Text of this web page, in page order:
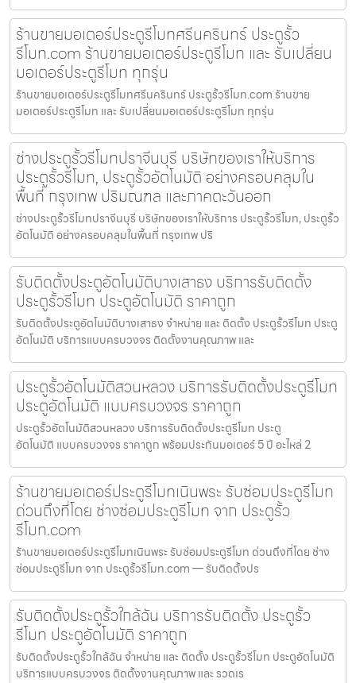
ร้านขายมอเตอร์ประตูรีโมทศรีนครินทร์ ประตูรั้ว
รีโมท.com ร้านขายมอเตอร์ประตูรีโมท และ รับเปลี่ยน
มอเตอร์ประตูรีโมท ทุกรุ่น
ร้านขายมอเตอร์ประตูรีโมทศรีนครินทร์ ประตูรั้วรีโมท.com ร้านขาย
มอเตอร์ประตูรีโมท และ รับเปลี่ยนมอเตอร์ประตูรีโมท ทุกรุ่น
ช่างประตูรั้วรีโมทปราจีนบุรี บริษัทของเราให้บริการ
ประตูรั้วรีโมท, ประตูรั้วอัตโนมัติ อย่างครอบคลุมใน
พื้นที่ กรุงเทพ ปริมณฑล และภาคตะวันออก
ช่างประตูรั้วรีโมทปราจีนบุรี บริษัทของเราให้บริการ ประตูรั้วรีโมท, ประตูรั้ว
อัตโนมัติ อย่างครอบคลุมในพื้นที่ กรุงเทพ ปริ
รับติดตั้งประตูอัตโนมัติบางเสาธง บริการรับติดตั้ง
ประตูรั้วรีโมท ประตูอัตโนมัติ ราคาถูก
รับติดตั้งประตูอัตโนมัติบางเสาธง จำหน่าย และ ติดตั้ง ประตูรั้วรีโมท ประตู
อัตโนมัติ บริการแบบครบวงจร ติดตั้งงานคุณภาพ และ
ประตูรั้วอัตโนมัติสวนหลวง บริการรับติดตั้งประตูรีโมท
ประตูอัตโนมัติ แบบครบวงจร ราคาถูก
ประตูรั้วอัตโนมัติสวนหลวง บริการรับติดตั้งประตูรีโมท ประตู
อัตโนมัติ แบบครบวงจร ราคาถูก พร้อมประกันมอเตอร์ 5 ปี อะไหล่ 2
ร้านขายมอเตอร์ประตูรีโมทเนินพระ รับซ่อมประตูรีโมท
ด่วนถึงที่โดย ช่างซ่อมประตูรีโมท จาก ประตูรั้ว
รีโมท.com
ร้านขายมอเตอร์ประตูรีโมทเนินพระ รับซ่อมประตูรีโมท ด่วนถึงที่โดย ช่าง
ซ่อมประตูรีโมท จาก ประตูรั้วรีโมท.com — รับติดตั้งปร
รับติดตั้งประตูรั้วใกล้ฉัน บริการรับติดตั้ง ประตูรั้ว
รีโมท ประตูอัตโนมัติ ราคาถูก
รับติดตั้งประตูรั้วใกล้ฉัน จำหน่าย และ ติดตั้ง ประตูรั้วรีโมท ประตูอัตโนมัติ
บริการแบบครบวงจร ติดตั้งงานคุณภาพ และ รวดเร